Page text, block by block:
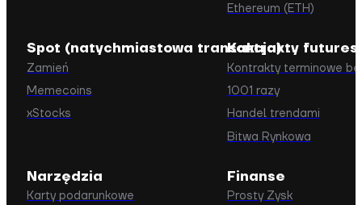
Ethereum (ETH)
Spot (natychmiastowa transakcja)
Zamień
Memecoins
xStocks
Kontrakty futures
Kontrakty terminowe
1001 razy
Handel trendami
Bitwa Rynkowa
Narzędzia
Karty podarunkowe
Finanse
Prosty Zysk